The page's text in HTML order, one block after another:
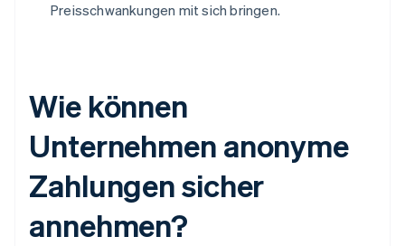
Preisschwankungen mit sich bringen.
Wie können
Unternehmen anonyme
Zahlungen sicher
annehmen?